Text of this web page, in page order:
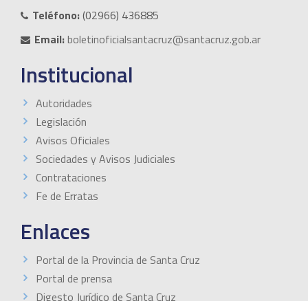
Teléfono:(02966) 436885
Email:boletinoficialsantacruz@santacruz.gob.ar
Institucional
Autoridades
Legislación
Avisos Oficiales
Sociedades y Avisos Judiciales
Contrataciones
Fe de Erratas
Enlaces
Portal de la Provincia de Santa Cruz
Portal de prensa
Digesto Jurídico de Santa Cruz